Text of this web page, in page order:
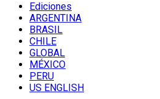
Ediciones
ARGENTINA
BRASIL
CHILE
GLOBAL
MÉXICO
PERU
US ENGLISH